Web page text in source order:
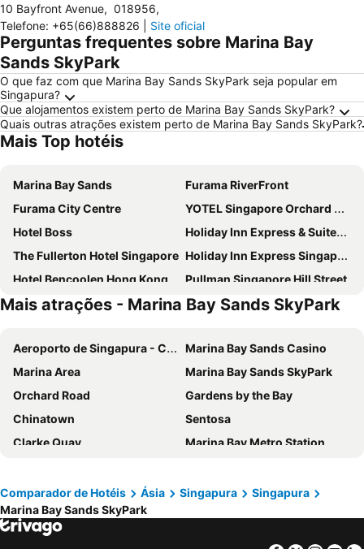
10 Bayfront Avenue, 018956,
Telefone: +65(66)888826 Site oficial
Perguntas frequentes sobre Marina Bay
Sands SkyPark
O que faz com que Marina Bay Sands SkyPark seja popular em
Singapura?
Que alojamentos existem perto de Marina Bay Sands SkyPark?
Quais outras atrações existem perto de Marina Bay Sands SkyPark?
Mais Top hotéis
Marina Bay Sands
Furama RiverFront
Furama City Centre
YOTEL Singapore Orchard Road
Hotel Boss
Holiday Inn Express & Suites Singapore Novena By Ihg
The Fullerton Hotel Singapore Holiday Inn Express Singapore Clarke Quay By Ihg
Hotel Bencoolen Hong Kong Street
Pullman Singapore Hill Street
Mercure ICON Singapore City Centre
The Laurus, a Luxury Collection Resort, Singapore
V Hotel Lavender
Hotel Mi Rochor
PARKROYAL COLLECTION Pickering, Singapore
Hilton Garden Inn Singapore Serangoon
Fairmont Singapore
lyf Funan Singapore
Carlton Hotel Singapore
Amara Singapore
PARKROYAL on Beach Road
Grand Park City Hall
Hotel Indigo Singapore Katong by IHG
Village Hotel Changi by Far East Hospitality
Hotel Waterloo Singapore - Handwritten Collection
Holiday Inn Singapore Orchard City Centre By Ihg
Mais atrações - Marina Bay Sands SkyPark
Aeroporto de Singapura - Changi
Marina Bay Sands Casino
Marina Area
Marina Bay Sands SkyPark
Orchard Road
Gardens by the Bay
Chinatown
Sentosa
Clarke Quay
Marina Bay Metro Station
Bugis
Epicurean Market
Little India
Boat Quay
Comparador de Hotéis Ásia Singapura
Singapura
Marina Bay Sands SkyPark